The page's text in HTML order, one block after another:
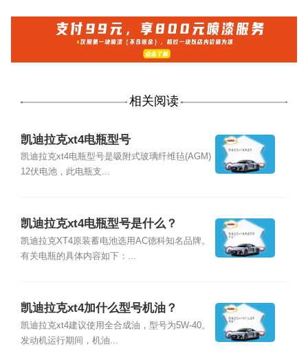
相关阅读
凯迪拉克xt4电瓶型号
凯迪拉克xt4电瓶型号是吸附式玻璃纤维毡(AGM)
12伏电池，此电瓶支...
凯迪拉克xt4电瓶型号是什么？
凯迪拉克XT4原装蓄电池选用AC德科知名品牌。
有关电瓶的具体内容如下：...
凯迪拉克xt4加什么型号机油？
凯迪拉克xt4建议使用全合成油，型号为5W-40。
发动机运行期间，机油...